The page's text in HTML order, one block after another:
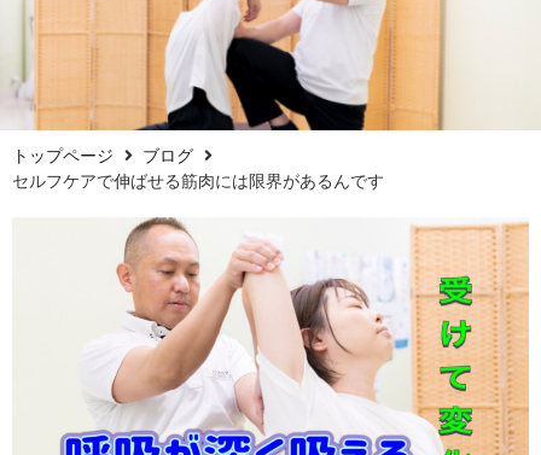
トップページ
ブログ
セルフケアで伸ばせる筋肉には限界があるんです